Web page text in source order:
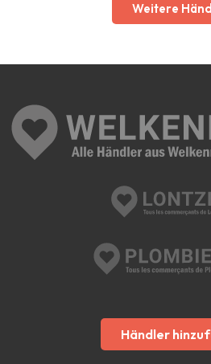
Weitere
Händler